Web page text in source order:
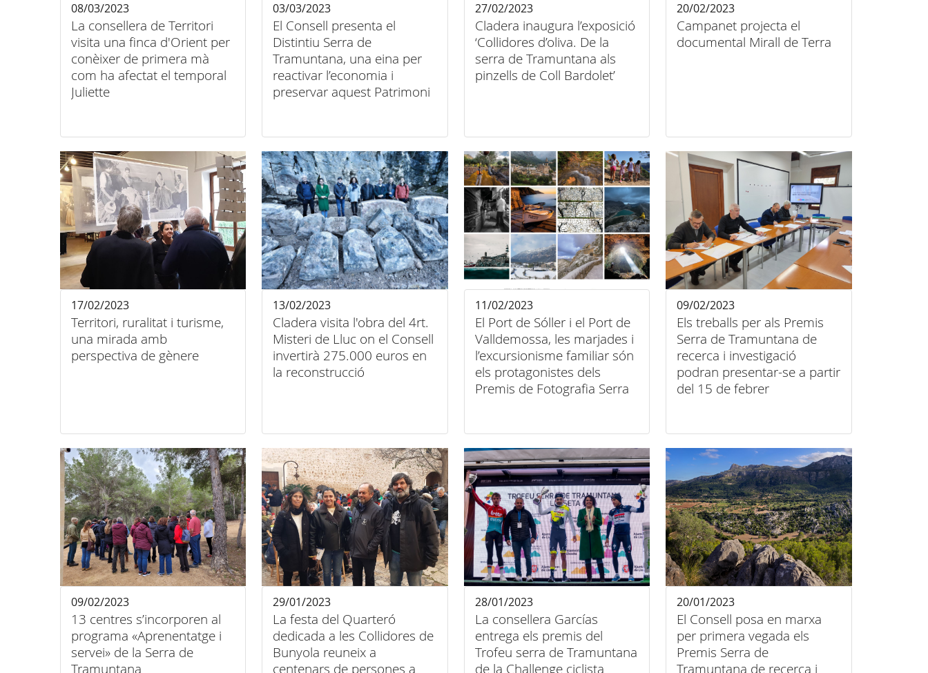
La consellera de Territori
visita una finca d'Orient per
conèixer de primera mà
com ha afectat el temporal
Juliette
08/03/2023
El Consell presenta el
Distintiu Serra de
Tramuntana, una eina per
reactivar l’economia i
preservar aquest Patrimoni
03/03/2023
Cladera inaugura l’exposició
‘Collidores d’oliva. De la
serra de Tramuntana als
pinzells de Coll Bardolet’
27/02/2023
Campanet projecta el
documental Mirall de Terra
20/02/2023
Territori, ruralitat i turisme,
una mirada amb
perspectiva de gènere
17/02/2023
Cladera visita l'obra del 4rt.
Misteri de Lluc on el Consell
invertirà 275.000 euros en
la reconstrucció
13/02/2023
El Port de Sóller i el Port de
Valldemossa, les marjades i
l’excursionisme familiar són
els protagonistes dels
Premis de Fotografia Serra
11/02/2023
Els treballs per als Premis
Serra de Tramuntana de
recerca i investigació
podran presentar-se a partir
del 15 de febrer
09/02/2023
13 centres s’incorporen al
programa «Aprenentatge i
servei» de la Serra de
Tramuntana
09/02/2023
La festa del Quarteró
dedicada a les Collidores de
Bunyola reuneix a
centenars de persones a
29/01/2023
La consellera Garcías
entrega els premis del
Trofeu serra de Tramuntana
de la Challenge ciclista
28/01/2023
El Consell posa en marxa
per primera vegada els
Premis Serra de
Tramuntana de recerca i
20/01/2023